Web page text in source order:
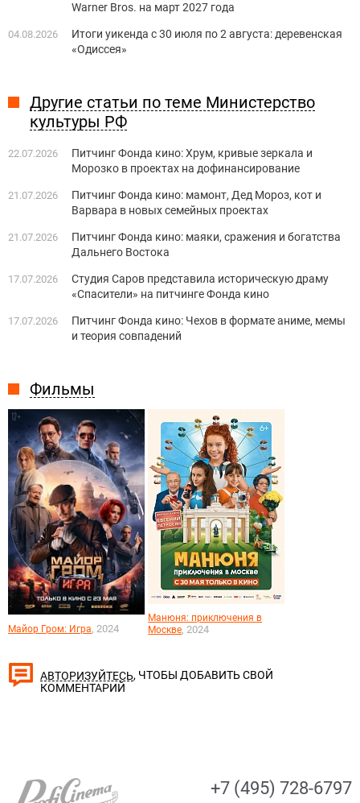
Фильмы
Майор Гром: Игра, 2024
Манюня: приключения в
Москве, 2024
Warner Bros. на март 2027 года
04.08.2026
Итоги уикенда с 30 июля по 2 августа: деревенская
«Одиссея»
Другие статьи по теме Министерство
культуры РФ
22.07.2026
Питчинг Фонда кино: Хрум, кривые зеркала и
Морозко в проектах на дофинансирование
21.07.2026
Питчинг Фонда кино: мамонт, Дед Мороз, кот и
Варвара в новых семейных проектах
21.07.2026
Питчинг Фонда кино: маяки, сражения и богатства
Дальнего Востока
17.07.2026
Студия Саров представила историческую драму
«Спасители» на питчинге Фонда кино
17.07.2026
Питчинг Фонда кино: Чехов в формате аниме, мемы
и теория совпадений
АВТОРИЗУЙТЕСЬ, ЧТОБЫ ДОБАВИТЬ СВОЙ
КОММЕНТАРИЙ
+7 (495) 728-6797